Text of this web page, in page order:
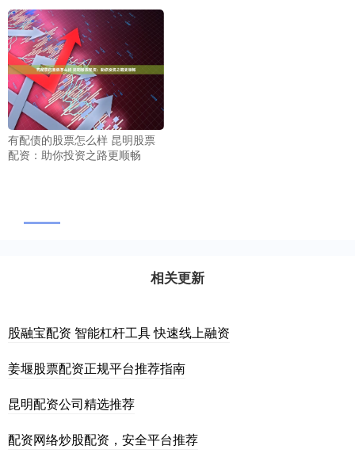
有配债的股票怎么样 昆明股票
配资：助你投资之路更顺畅
相关更新
股融宝配资 智能杠杆工具 快速线上融资
姜堰股票配资正规平台推荐指南
昆明配资公司精选推荐
配资网络炒股配资，安全平台推荐